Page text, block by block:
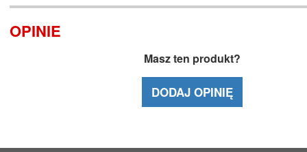
OPINIE
Masz ten produkt?
DODAJ OPINIĘ